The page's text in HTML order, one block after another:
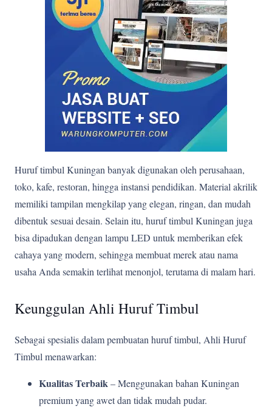
Huruf timbul Kuningan banyak digunakan oleh perusahaan,
toko, kafe, restoran, hingga instansi pendidikan. Material akrilik
memiliki tampilan mengkilap yang elegan, ringan, dan mudah
dibentuk sesuai desain. Selain itu, huruf timbul Kuningan juga
bisa dipadukan dengan lampu LED untuk memberikan efek
cahaya yang modern, sehingga membuat merek atau nama
usaha Anda semakin terlihat menonjol, terutama di malam hari.
Keunggulan Ahli Huruf Timbul
Sebagai spesialis dalam pembuatan huruf timbul, Ahli Huruf
Timbul menawarkan:
Kualitas Terbaik– Menggunakan bahan Kuningan
premium yang awet dan tidak mudah pudar.